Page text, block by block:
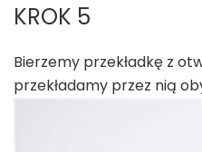
KROK 5
Bierzemy przekładkę z
przekładamy przez nią